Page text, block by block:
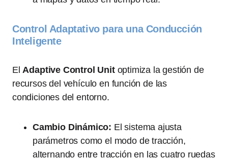
Control Adaptativo para una Conducción
Inteligente
ElAdaptive Control Unitoptimiza la gestión de
recursos del vehículo en función de las
condiciones del entorno.
Cambio Dinámico: El sistema ajusta
parámetros como el modo de tracción,
alternando entre tracción en las cuatro ruedas